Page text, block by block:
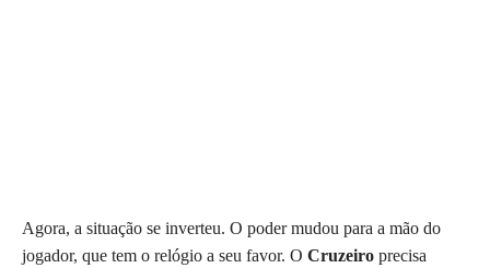
Agora, a situação se inverteu. O poder mudou para a mão do
jogador, que tem o relógio a seu favor. O Cruzeiro precisa